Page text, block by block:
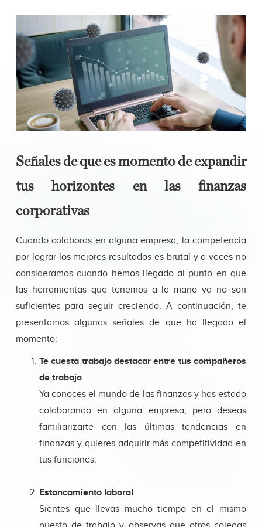
Señales de que es momento de expandir
tus horizontes en las finanzas
corporativas
Cuando colaboras en alguna empresa, la competencia
por lograr los mejores resultados es brutal y a veces no
consideramos cuando hemos llegado al punto en que
las herramientas que tenemos a la mano ya no son
suficientes para seguir creciendo. A continuación, te
presentamos algunas señales de que ha llegado el
momento:
Te cuesta trabajo destacar entre tus compañeros
de trabajo
Ya conoces el mundo de las finanzas y has estado
colaborando en alguna empresa, pero deseas
familiarizarte con las últimas tendencias en
finanzas y quieres adquirir más competitividad en
tus funciones.
Estancamiento laboral
Sientes que llevas mucho tiempo en el mismo